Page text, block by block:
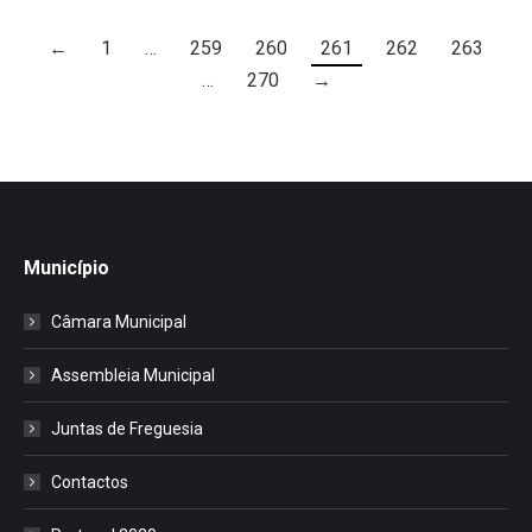
← 1 … 259 260 261 262
263
…
270 →
Município
Câmara Municipal
Assembleia Municipal
Juntas de Freguesia
Contactos